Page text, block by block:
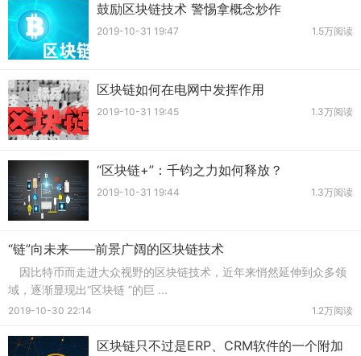
鼓励区块链技术 警惕拿概念炒作
2019-10-31 19:47 1.5万阅读
区块链如何在电网中发挥作用
2019-10-31 19:45 1.3万阅读
“区块链+”：千钧之力如何释放？
2019-10-31 19:44 1.3万阅读
“链”向未来——前景广阔的区块链技术
因比特币而走进大众视野的区块链技术，近年来悄然延伸到众多领
域，逐渐显现出“区块链 ”的巨 ...
2019-10-30 22:14 1.2万阅读
区块链只不过是ERP、CRM软件的一个附加